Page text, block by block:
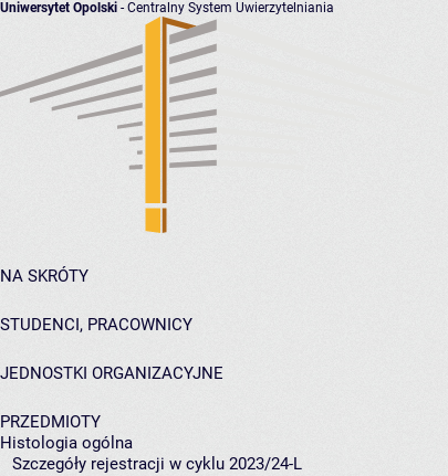
Uniwersytet Opolski - Centralny System Uwierzytelniania
NA SKRÓTY
STUDENCI, PRACOWNICY
JEDNOSTKI ORGANIZACYJNE
PRZEDMIOTY
Histologia ogólna
Szczegóły rejestracji w cyklu 2023/24-L